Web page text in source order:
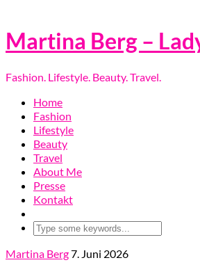
Martina Berg –
Fashion. Lifestyle. Beauty. Travel.
Home
Fashion
Lifestyle
Beauty
Travel
About Me
Presse
Kontakt
Martina Berg7. Juni 2026